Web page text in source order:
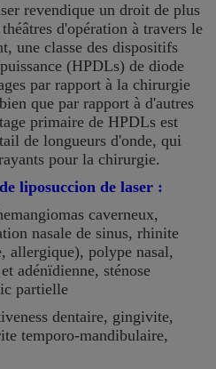
revendique un droit de plus
d'opération à travers le
une classe des dispositifs
(HPDLs) de diode
par rapport à la chirurgie
que par rapport à d'autres
primaire de HPDLs est
de longueurs d'onde, qui
pour la chirurgie.
liposuccion de laser :
caverneux,
nasale de sinus, rhinite
allergique), polype nasal,
adénïdienne, sténose
partielle
dentaire, gingivite,
temporo-mandibulaire,